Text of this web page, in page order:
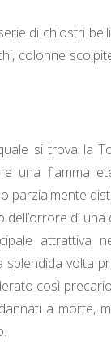
di chiostri
colonne
si trova la
una fiamma
parzialmente
di una
attrattiva
volta
così
a morte,